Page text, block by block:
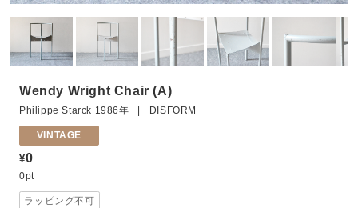
Wendy Wright Chair (A)
Philippe Starck 1986年 | DISFORM
VINTAGE
¥0
0pt
ラッピング不可